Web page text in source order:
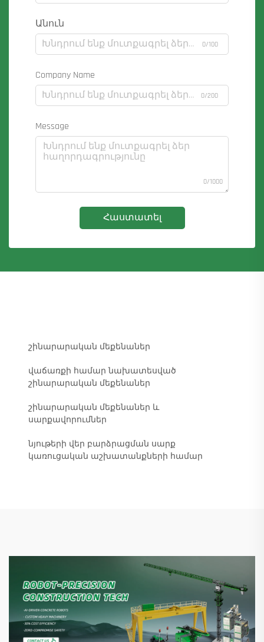
Անուն
0/100
Company Name
0/200
Message
0/1000
Հաստատել
շինարարական մեքենաներ
վաճառքի համար նախատեսված
շինարարական մեքենաներ
շինարարական մեքենաներ և
սարքավորումներ
նյութերի վեր բարձրացման սարք
կառուցական աշխատանքների համար